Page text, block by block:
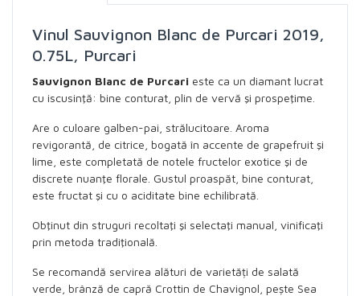
Vinul Sauvignon Blanc de Purcari 2019,
0.75L, Purcari
Sauvignon Blanc de Purcari este ca un diamant lucrat
cu iscusinţă: bine conturat, plin de vervă şi prospeţime.
Are o culoare galben-pai, strălucitoare. Aroma
revigorantă, de citrice, bogată în accente de grapefruit şi
lime, este completată de notele fructelor exotice şi de
discrete nuanţe florale. Gustul proaspăt, bine conturat,
este fructat şi cu o aciditate bine echilibrată.
Obţinut din struguri recoltaţi şi selectaţi manual, vinificaţi
prin metoda tradiţională.
Se recomandă servirea alături de varietăți de salată
verde, brânză de capră Crottin de Chavignol, pește Sea